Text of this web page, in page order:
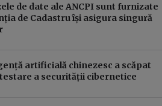
de date ale ANCPI sunt furnizate
de Cadastru își asigura singură
artificială chinezesc a scăpat
a securității cibernetice